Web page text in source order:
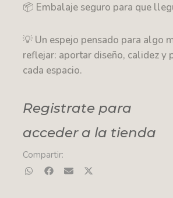
📦 Embalaje seguro para que
💡 Un espejo pensado para algo
reflejar: aportar diseño, calidez y
cada espacio.
Registrate para
acceder a la tienda
Compartir: